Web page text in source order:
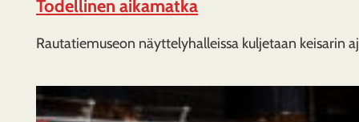
Todellinen aikamatka
Rautatiemuseon näyttelyhalleissa kuljetaan keisarin